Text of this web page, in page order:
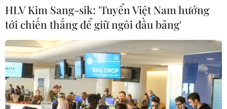
CƠ QUAN CHỦ QUẢN: THÔNG TẤN XÃ VIỆT NAM
Tổng Biên tập: TRẦN TIẾN DUẨN
Phó Tổng Biên tập: NGUYỄN THỊ TÁM, KHÚC THANH
HLV Kim Sang-sik: 'Tuyển Việt Nam hướng
tới chiến thắng để giữ ngôi đầu bảng'